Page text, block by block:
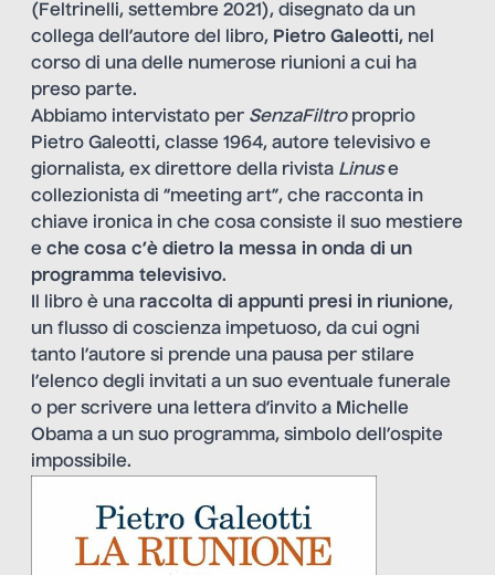
(Feltrinelli, settembre 2021), disegnato da un
collega dell’autore del libro, Pietro Galeotti, nel
corso di una delle numerose riunioni a cui ha
preso parte.
Abbiamo intervistato per SenzaFiltroproprio
Pietro Galeotti, classe 1964, autore televisivo e
giornalista, ex direttore della rivista Linuse
collezionista di “meeting art”, che racconta in
chiave ironica in che cosa consiste il suo mestiere
e che cosa c’è dietro la messa in onda di un
programma televisivo.
Il libro è una raccolta di appunti presi in riunione,
un flusso di coscienza impetuoso, da cui ogni
tanto l’autore si prende una pausa per stilare
l’elenco degli invitati a un suo eventuale funerale
o per scrivere una lettera d’invito a Michelle
Obama a un suo programma, simbolo dell’ospite
impossibile.